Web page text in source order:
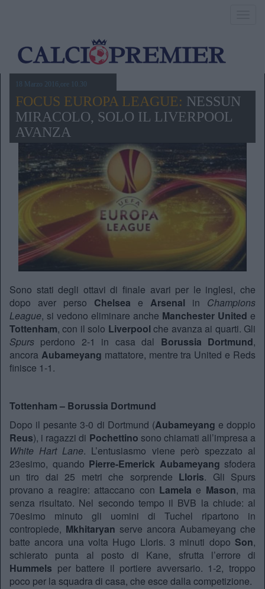
18 Marzo 2016,ore 10.30
FOCUS EUROPA LEAGUE: NESSUN
MIRACOLO, SOLO IL LIVERPOOL
AVANZA
Sono stati degli ottavi di finale avari per le inglesi, che
dopo aver perso Chelsea e Arsenal in Champions
League, si vedono eliminare anche Manchester United e
Tottenham, con il solo Liverpool che avanza ai quarti. Gli
Spurs perdono 2-1 in casa dal Borussia Dortmund,
ancora Aubameyang mattatore, mentre tra United e Reds
finisce 1-1.
Tottenham – Borussia Dortmund
Dopo il pesante 3-0 di Dortmund (Aubameyang e doppio
Reus), i ragazzi di Pochettino sono chiamati all’impresa a
White Hart Lane. L’entusiasmo viene però spezzato al
23esimo, quando Pierre-Emerick Aubameyang sfodera
un tiro dai 25 metri che sorprende Lloris. Gli Spurs
provano a reagire: attaccano con Lamela e Mason, ma
senza risultato. Nel secondo tempo il BVB la chiude: al
70esimo minuto gli uomini di Tuchel ripartono in
contropiede, Mkhitaryan serve ancora Aubameyang che
batte ancora una volta Hugo Lloris. 3 minuti dopo Son,
schierato punta al posto di Kane, sfrutta l’errore di
Hummels per battere il portiere avversario. 1-2, troppo
poco per la squadra di casa, che esce dalla competizione.